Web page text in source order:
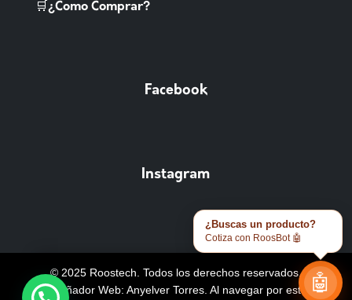
🛒¿Como Comprar?
Facebook
Instagram
© 2025 Roostech. Todos los derechos reservados.
Diseñador Web: Anyelver Torres. Al navegar por este
¿Buscas un producto?
Cotiza con RoosBot 🤖
🤖